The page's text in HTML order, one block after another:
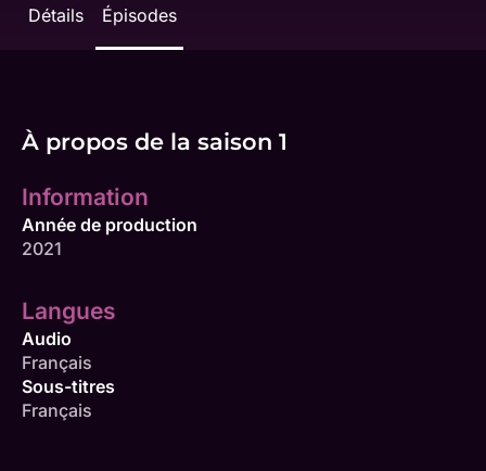
Détails Épisodes
À propos de la saison 1
Information
Année de production
2021
Langues
Audio
Français
Sous-titres
Français